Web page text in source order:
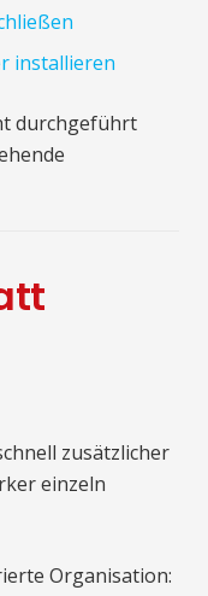
installieren
durchgeführt
zusätzlicher
einzeln
Organisation: